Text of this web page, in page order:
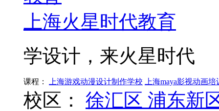
上海火星时代教育
学设计，来火星时代
课程： 上海游戏动漫设计制作学校 上海maya影视动画培
校区： 徐汇区 浦东新